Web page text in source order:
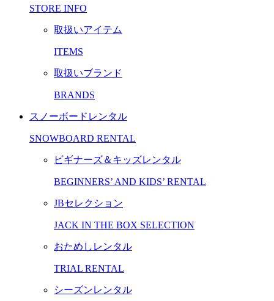
STORE INFO
取扱いアイテム
ITEMS
取扱いブランド
BRANDS
スノーボードレンタル
SNOWBOARD RENTAL
ビギナーズ＆キッズレンタル
BEGINNERS’ AND KIDS’ RENTAL
JBセレクション
JACK IN THE BOX SELECTION
おためしレンタル
TRIAL RENTAL
シーズンレンタル